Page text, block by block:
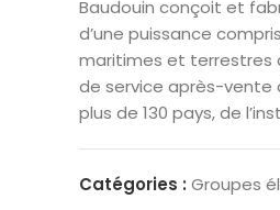
Baudouin conçoit et
d’une puissance
maritimes et terrestres
de service après-vente
plus de 130 pays, de
Catégories : Groupes